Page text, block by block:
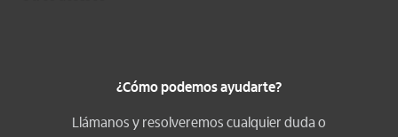
¿Cómo podemos ayudarte?
Llámanos y resolveremos cualquier duda o